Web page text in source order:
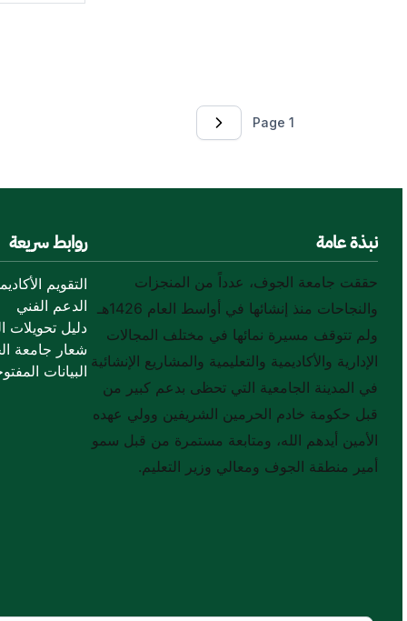
Page 1 الصفحة التالية
نبذة عامة
حققت جامعة الجوف، عدداً من المنجزات
والنجاحات منذ إنشائها في أواسط العام 1426هـ
ولم تتوقف مسيرة نمائها في مختلف المجالات
الإدارية والأكاديمية والتعليمية والمشاريع الإنشائية
في المدينة الجامعية التي تحظى بدعم كبير من
قبل حكومة خادم الحرمين الشريفين وولي عهده
الأمين أيدهم الله، ومتابعة مستمرة من قبل سمو
أمير منطقة الجوف ومعالي وزير التعليم.
روابط سريعة
التقويم
الدعم الفني
دليل تحويلات
شعار جامعة
البيانات